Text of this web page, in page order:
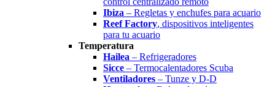
Ibiza – Regletas y enchufes para acuario
Reef Factory, dispositivos inteligentes
para tu acuario
Temperatura
Hailea – Refrigeradores
Sicce – Termocalentadores Scuba
Ventiladores – Tunze y D-D